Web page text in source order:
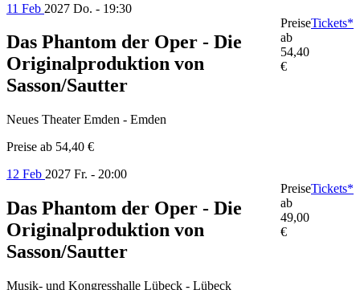
11 Feb 2027 Do. - 19:30
Das Phantom der Oper - Die
Originalproduktion von
Sasson/Sautter
Neues Theater Emden - Emden
Preise ab 54,40 €
Preise
ab
54,40
€
Tickets*
12 Feb 2027 Fr. - 20:00
Das Phantom der Oper - Die
Originalproduktion von
Sasson/Sautter
Musik- und Kongresshalle Lübeck - Lübeck
Preise
ab
49,00
€
Tickets*